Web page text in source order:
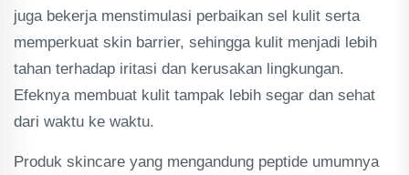
juga bekerja menstimulasi perbaikan sel kulit serta
memperkuat skin barrier, sehingga kulit menjadi lebih
tahan terhadap iritasi dan kerusakan lingkungan.
Efeknya membuat kulit tampak lebih segar dan sehat
dari waktu ke waktu.
Produk skincare yang mengandung peptide umumnya